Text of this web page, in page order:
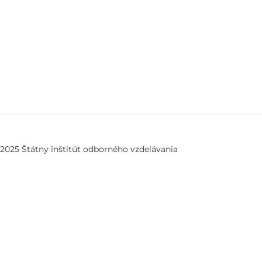
Štátny inštitút odborného vzdelávania